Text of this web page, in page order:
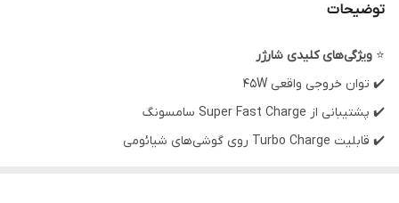
توضیحات
⭐ ویژگی‌های کلیدی شارژر
✔️ توان خروجی واقعی 45W
✔️ پشتیبانی از Super Fast Charge سامسونگ
✔️ قابلیت Turbo Charge روی گوشی‌های شیائومی